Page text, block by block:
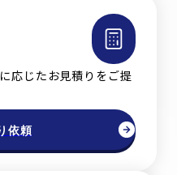
応じたお見積りをご提
依頼